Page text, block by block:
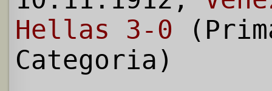
Hellas 3-0
Categoria)